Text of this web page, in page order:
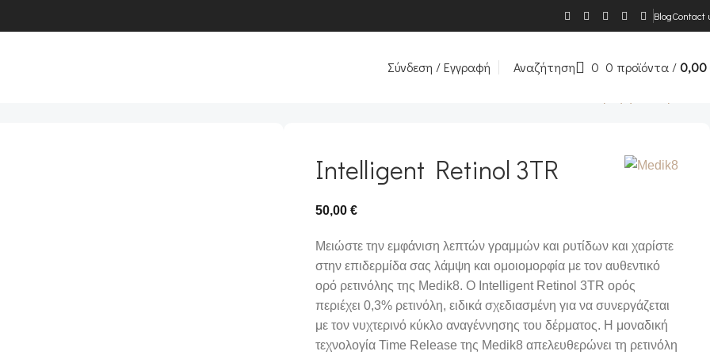
BlogContact
Σύνδεση / Εγγραφή Αναζήτηση 0 0 προϊόντα /0,00
Intelligent Retinol 3TR
50,00€
Μειώστε την εμφάνιση λεπτών γραμμών και ρυτίδων και χαρίστε
στην επιδερμίδα σας λάμψη και ομοιομορφία με τον αυθεντικό
ορό ρετινόλης της Medik8. Ο Intelligent Retinol 3TR ορός
περιέχει 0,3% ρετινόλη, ειδικά σχεδιασμένη για να συνεργάζεται
με τον νυχτερινό κύκλο αναγέννησης του δέρματος. Η μοναδική
τεχνολογία Time Release της Medik8 απελευθερώνει τη ρετινόλη